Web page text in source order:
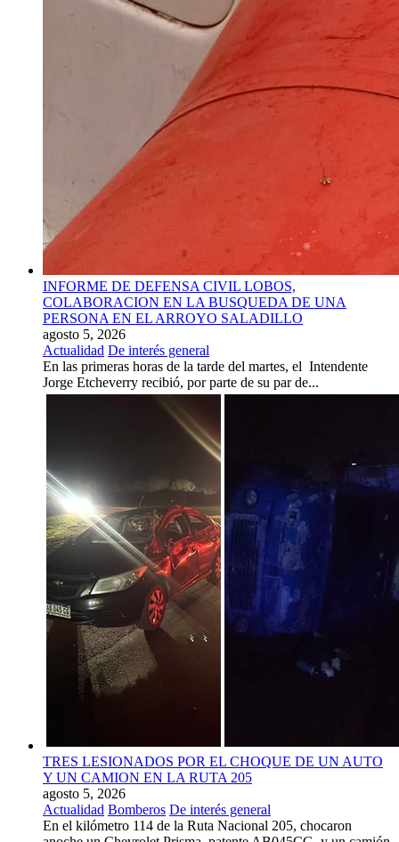
INFORME DE DEFENSA CIVIL LOBOS,
COLABORACION EN LA BUSQUEDA DE UNA
PERSONA EN EL ARROYO SALADILLO
agosto 5, 2026
Actualidad De interés general
En las primeras horas de la tarde del martes, el Intendente
Jorge Etcheverry recibió, por parte de su par de...
TRES LESIONADOS POR EL CHOQUE DE UN AUTO
Y UN CAMION EN LA RUTA 205
agosto 5, 2026
Actualidad Bomberos De interés general
En el kilómetro 114 de la Ruta Nacional 205, chocaron